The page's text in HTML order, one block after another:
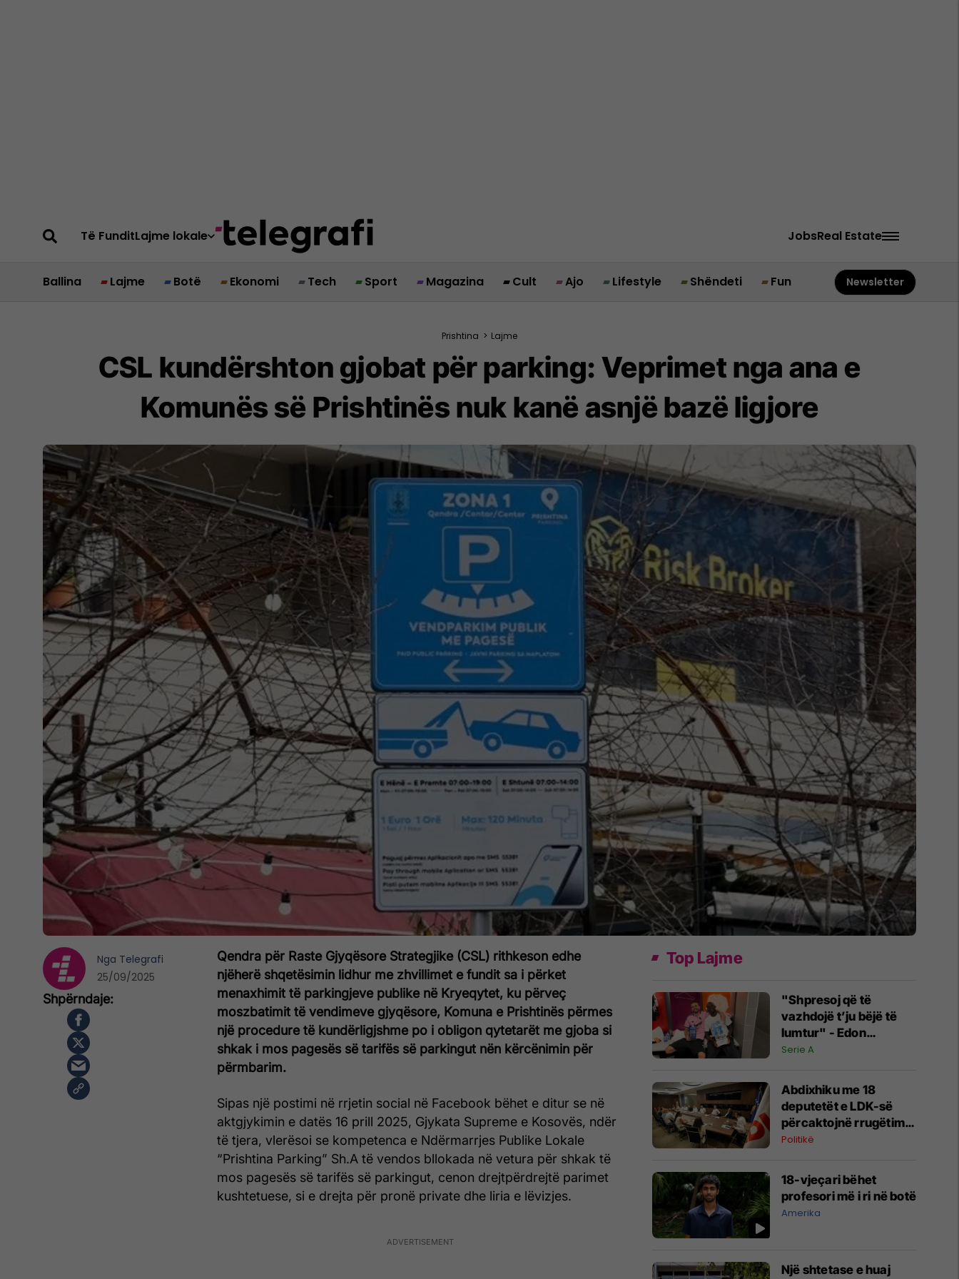
Të FunditLajme lokale JobsReal Estate
Ballina Lajme Botë Ekonomi Tech Sport Magazina Cult Ajo Lifestyle Shëndeti Fun Newsletter
Prishtina > Lajme
CSL kundërshton gjobat për parking: Veprimet nga ana e
Komunës së Prishtinës nuk kanë asnjë bazë ligjore
Qendra për Raste Gjyqësore Strategjike (CSL) rithkeson edhe
njëherë shqetësimin lidhur me zhvillimet e fundit sa i përket
menaxhimit të parkingjeve publike në Kryeqytet, ku përveç
moszbatimit të vendimeve gjyqësore, Komuna e Prishtinës përmes
një procedure të kundërligjshme po i obligon qytetarët me gjoba si
shkak i mos pagesës së tarifës së parkingut nën kërcënimin për
përmbarim.
Sipas një postimi në rrjetin social në Facebook bëhet e ditur se në
aktgjykimin e datës 16 prill 2025, Gjykata Supreme e Kosovës, ndër
të tjera, vlerësoi se kompetenca e Ndërmarrjes Publike Lokale
“Prishtina Parking” Sh.A të vendos bllokada në vetura për shkak të
mos pagesës së tarifës së parkingut, cenon drejtpërdrejtë parimet
kushtetuese, si e drejta për pronë private dhe liria e lëvizjes.
Nga Telegrafi
25/09/2025
Top Lajme
"Shpresoj që të
vazhdojë t’ju bëjë të
lumtur" - Edon
Zhegrova flet pas golit
Serie A
Abdixhiku me 18
deputetët e LDK-së
përcaktojnë rrugëtimin
e përbashkët
Politikë
18-vjeçari bëhet
profesori më i ri në botë
Amerika
Një shtetase e huaj